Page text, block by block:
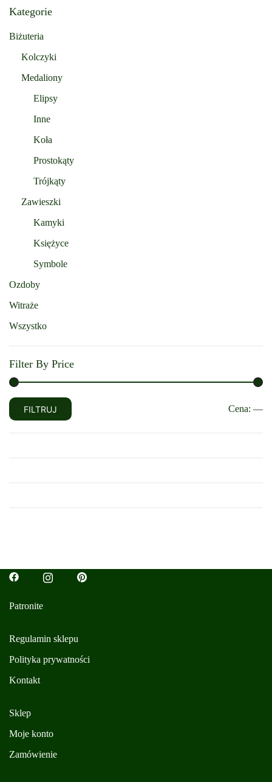
Kategorie
Biżuteria
Kolczyki
Medaliony
Elipsy
Inne
Koła
Prostokąty
Trójkąty
Zawieszki
Kamyki
Księżyce
Symbole
Ozdoby
Witraże
Wszystko
Filter By Price
Cena
min
Cena
max
FILTRUJ Cena: —
Patronite
Regulamin sklepu
Polityka prywatności
Kontakt
Sklep
Moje konto
Zamówienie